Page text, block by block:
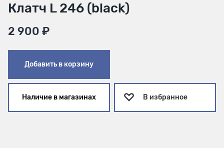
Клатч L 246 (black)
2 900 ₽
Добавить в корзину
Наличие в магазинах В избранное